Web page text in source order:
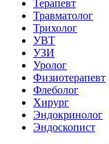
Терапевт
Травматолог
Трихолог
УВТ
УЗИ
Уролог
Физиотерапевт
Флеболог
Хирург
Эндокринолог
Эндоскопист